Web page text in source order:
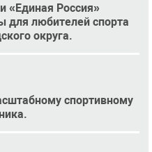
«Единая Россия»
для любителей спорта
округа.
спортивному